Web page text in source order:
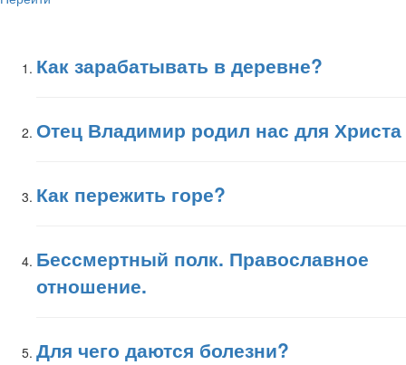
Как зарабатывать в деревне?
Отец Владимир родил нас для Христа
Как пережить горе?
Бессмертный полк. Православное
отношение.
Для чего даются болезни?